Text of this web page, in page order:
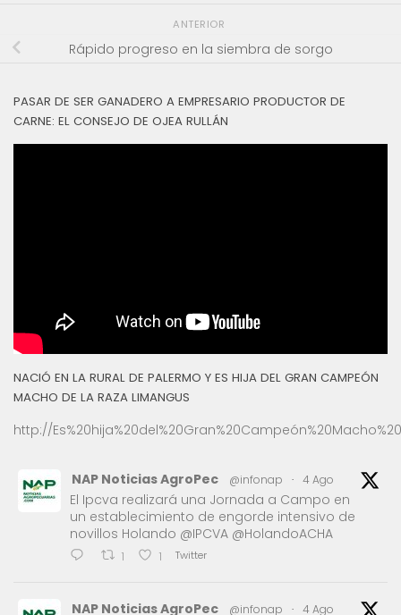
ANTERIOR
Rápido progreso en la siembra de sorgo
PASAR DE SER GANADERO A EMPRESARIO PRODUCTOR DE
CARNE: EL CONSEJO DE OJEA RULLÁN
NACIÓ EN LA RURAL DE PALERMO Y ES HIJA DEL GRAN CAMPEÓN
MACHO DE LA RAZA LIMANGUS
http://
NAP Noticias AgroPec @infonap · 4 Ago
El Ipcva realizará una Jornada a Campo en
un establecimiento de engorde intensivo de
novillos Holando @IPCVA @HolandoACHA
1 1 Twitter
NAP Noticias AgroPec @infonap · 4 Ago